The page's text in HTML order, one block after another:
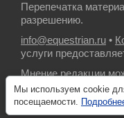
Перепечатка
разрешению.
info@equestrian.ru •
услуги
Мнение редакции
авторов.
Мы используем cookie
посещаемости.